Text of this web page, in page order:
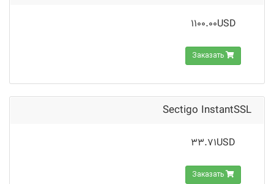
1100.00USD
Заказать
Sectigo InstantSSL
33.71USD
Заказать